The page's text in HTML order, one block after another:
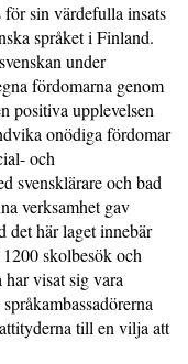
sin värdefulla insats
språket i Finland.
under
fördomarna genom
positiva upplevelsen
onödiga fördomar
och
svensklärare och bad
verksamhet gav
det här laget innebär
skolbesök och
visat sig vara
till en vilja att